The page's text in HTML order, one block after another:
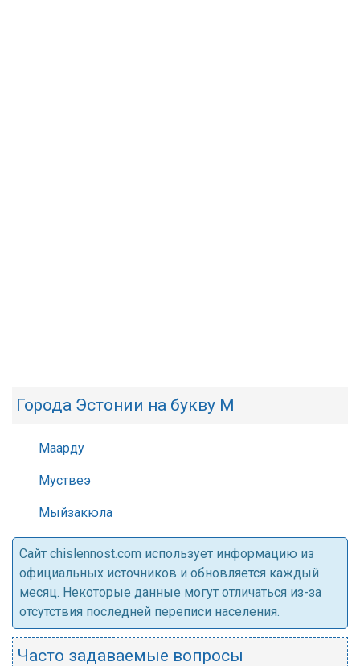
Города Эстонии на букву М
Маарду
Муствеэ
Мыйзакюла
Cайт chislennost.com использует информацию из
официальных источников и обновляется каждый
месяц. Некоторые данные могут отличаться из-за
отсутствия последней переписи населения.
Часто задаваемые вопросы